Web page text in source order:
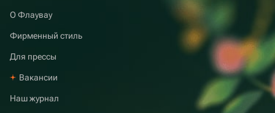
О Флаувау
Фирменный стиль
Для прессы
Вакансии
Наш журнал